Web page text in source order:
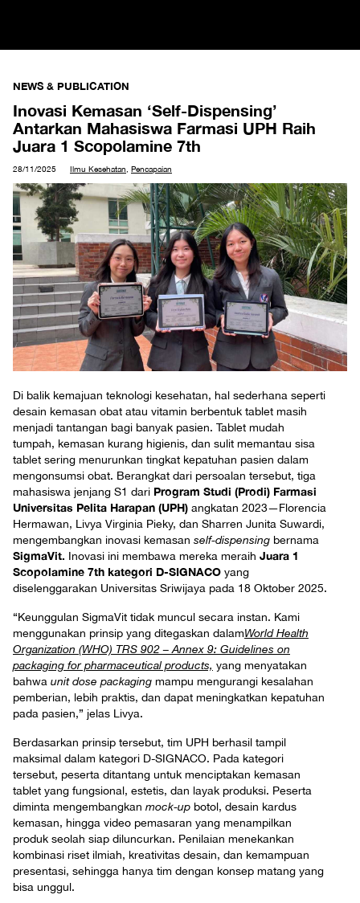
NEWS & PUBLICATION
Inovasi Kemasan ‘Self-Dispensing’
Antarkan Mahasiswa Farmasi UPH Raih
Juara 1 Scopolamine 7th
28/11/2025 Ilmu Kesehatan Pencapaian
Di balik kemajuan teknologi kesehatan, hal sederhana seperti
desain kemasan obat atau vitamin berbentuk tablet masih
menjadi tantangan bagi banyak pasien. Tablet mudah
tumpah, kemasan kurang higienis, dan sulit memantau sisa
tablet sering menurunkan tingkat kepatuhan pasien dalam
mengonsumsi obat. Berangkat dari persoalan tersebut, tiga
mahasiswa jenjang S1 dari Program Studi (Prodi) Farmasi
Universitas Pelita Harapan (UPH) angkatan 2023—Florencia
Hermawan, Livya Virginia Pieky, dan Sharren Junita Suwardi,
mengembangkan inovasi kemasan self-dispensing bernama
SigmaVit. Inovasi ini membawa mereka meraih Juara 1
Scopolamine 7th kategori D-SIGNACO yang
diselenggarakan Universitas Sriwijaya pada 18 Oktober 2025.
“Keunggulan SigmaVit tidak muncul secara instan. Kami
menggunakan prinsip yang ditegaskan dalamWorld Health
Organization (WHO) TRS 902 – Annex 9: Guidelines on
packaging for pharmaceutical products, yang menyatakan
bahwa unit dose packaging mampu mengurangi kesalahan
pemberian, lebih praktis, dan dapat meningkatkan kepatuhan
pada pasien,” jelas Livya.
Berdasarkan prinsip tersebut, tim UPH berhasil tampil
maksimal dalam kategori D-SIGNACO. Pada kategori
tersebut, peserta ditantang untuk menciptakan kemasan
tablet yang fungsional, estetis, dan layak produksi. Peserta
diminta mengembangkan mock-up botol, desain kardus
kemasan, hingga video pemasaran yang menampilkan
produk seolah siap diluncurkan. Penilaian menekankan
kombinasi riset ilmiah, kreativitas desain, dan kemampuan
presentasi, sehingga hanya tim dengan konsep matang yang
bisa unggul.